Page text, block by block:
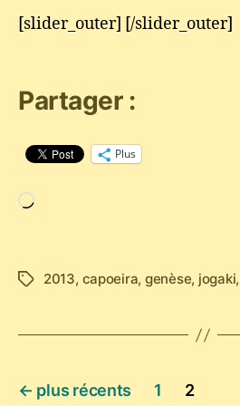
[slider_outer] [/slider_outer]
Partager :
Plus
Étiquettes
2013, capoeira, genèse, jogaki,
Pagination
← plus récents 1 2